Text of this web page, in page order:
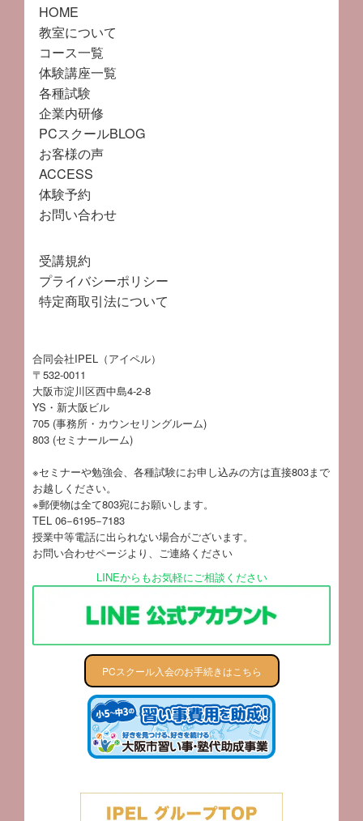
受講規約
プライバシーポリシー
特定商取引法について
合同会社IPEL（アイペル）
〒532-0011
大阪市淀川区西中島4-2-8
YS・新大阪ビル
705 (事務所・カウンセリングルーム)
803 (セミナールーム)
※セミナーや勉強会、各種試験にお申し込みの方は直接803まで
お越しください。
※郵便物は全て803宛にお願いします。
TEL 06−6195−7183
授業中等電話に出られない場合がございます。
お問い合わせページより、ご連絡ください
LINEからもお気軽にご相談ください
PCスクール入会のお手続きはこちら
HOME
教室について
コース一覧
体験講座一覧
各種試験
企業内研修
PCスクールBLOG
お客様の声
ACCESS
体験予約
お問い合わせ